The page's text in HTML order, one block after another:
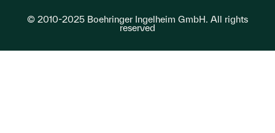
© 2010-2025 Boehringer Ingelheim GmbH. All rights
reserved